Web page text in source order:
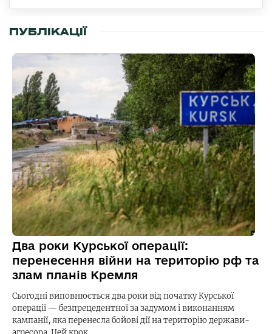
ПУБЛІКАЦІЇ
Два роки Курської операції:
перенесення війни на територію рф та
злам планів Кремля
Сьогодні виповнюється два роки від початку Курської
операції — безпрецедентної за задумом і виконанням
кампанії, яка перенесла бойові дії на територію держави-